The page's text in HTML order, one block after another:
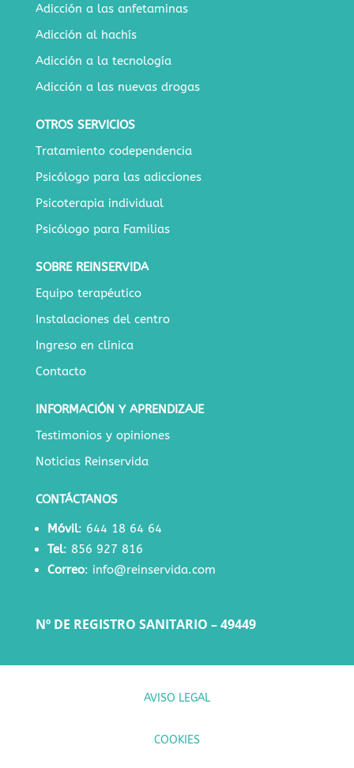
Adicción a las anfetaminas
Adicción al hachís
Adicción a la tecnología
Adicción a las nuevas drogas
OTROS SERVICIOS
Tratamiento codependencia
Psicólogo para las adicciones
Psicoterapia individual
Psicólogo para Familias
SOBRE REINSERVIDA
Equipo terapéutico
Instalaciones del centro
Ingreso en clínica
Contacto
INFORMACIÓN Y APRENDIZAJE
Testimonios y opiniones
Noticias Reinservida
CONTÁCTANOS
Móvil: 644 18 64 64
Tel: 856 927 816
Correo: info@reinservida.com
Nº DE REGISTRO SANITARIO – 49449
AVISO LEGAL
COOKIES